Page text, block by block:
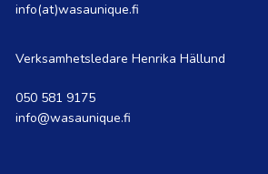
info(at)wasaunique.fi
Verksamhetsledare Henrika Hällund
050 581 9175
info@wasaunique.fi